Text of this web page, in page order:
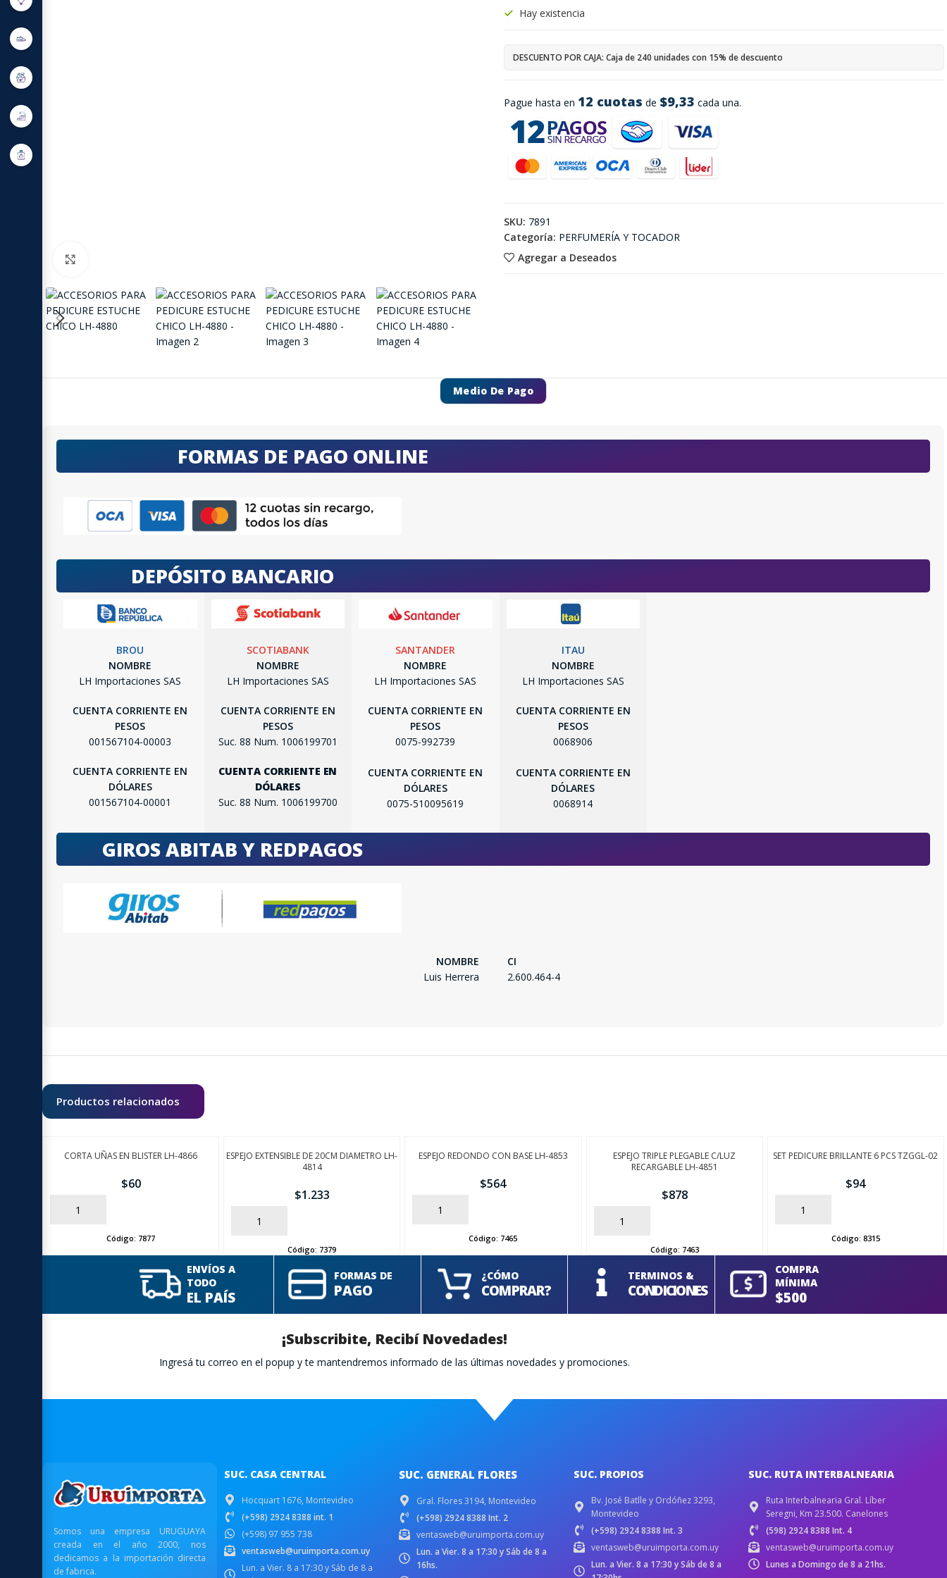
Pague hasta en 12 cuotas de $9,33 cada una.
Hay existencia
DESCUENTO POR CAJA: Caja de 240 unidades con 15% de descuento
Agregar a Deseados
SKU: 7891
Categoría: PERFUMERÍA Y TOCADOR
Medio De Pago
FORMAS DE PAGO ONLINE
DEPÓSITO BANCARIO
BROU
NOMBRE
LH Importaciones SAS
CUENTA CORRIENTE EN
PESOS
001567104-00003
CUENTA CORRIENTE EN
DÓLARES
001567104-00001
SCOTIABANK
NOMBRE
LH Importaciones SAS
CUENTA CORRIENTE EN
PESOS
Suc. 88 Num. 1006199701
CUENTA CORRIENTE EN
DÓLARES
Suc. 88 Num. 1006199700
SANTANDER
NOMBRE
LH Importaciones SAS
CUENTA CORRIENTE EN
PESOS
0075-992739
CUENTA CORRIENTE EN
DÓLARES
0075-510095619
ITAU
NOMBRE
LH Importaciones SAS
CUENTA CORRIENTE EN
PESOS
0068906
CUENTA CORRIENTE EN
DÓLARES
0068914
GIROS ABITAB Y REDPAGOS
NOMBRE
Luis Herrera
CI
2.600.464-4
Productos relacionados
CORTA UÑAS EN BLISTER LH-4866
$60
AÑADIR
Código: 7877
ESPEJO EXTENSIBLE DE 20CM DIAMETRO LH-
4814
$1.233
AÑADIR
Código: 7379
ESPEJO REDONDO CON BASE LH-4853
$564
AÑADIR
Código: 7465
ESPEJO TRIPLE PLEGABLE C/LUZ
RECARGABLE LH-4851
$878
AÑADIR
Código: 7463
SET PEDICURE BRILLANTE 6 PCS TZGGL-02
$94
AÑADIR
Código: 8315
ENVÍOS A
TODO
EL PAÍS
FORMAS DE
PAGO
¿CÓMO
COMPRAR?
TERMINOS &
CONDICIONES
COMPRA
MÍNIMA
$500
¡Subscribite, Recibí Novedades!
Ingresá tu correo en el popup y te mantendremos informado de las últimas novedades y promociones.
Somos una empresa URUGUAYA
creada en el año 2000, nos
dedicamos a la importación directa
de fabrica.
SUC. CASA CENTRAL
Hocquart 1676, Montevideo
(+598) 2924 8388 int. 1
(+598) 97 955 738
ventasweb@uruimporta.com.uy
Lun. a Vier. 8 a 17:30 y Sáb de 8 a
SUC. GENERAL FLORES
Gral. Flores 3194, Montevideo
(+598) 2924 8388 Int. 2
ventasweb@uruimporta.com.uy
Lun. a Vier. 8 a 17:30 y Sáb de 8 a
16hs.
SUC. PROPIOS
Bv. José Batlle y Ordóñez 3293,
Montevideo
(+598) 2924 8388 Int. 3
ventasweb@uruimporta.com.uy
Lun. a Vier. 8 a 17:30 y Sáb de 8 a
SUC. RUTA INTERBALNEARIA
Ruta Interbalnearia Gral. Líber
Seregni, Km 23.500. Canelones
(598) 2924 8388 Int. 4
ventasweb@uruimporta.com.uy
Lunes a Domingo de 8 a 21hs.